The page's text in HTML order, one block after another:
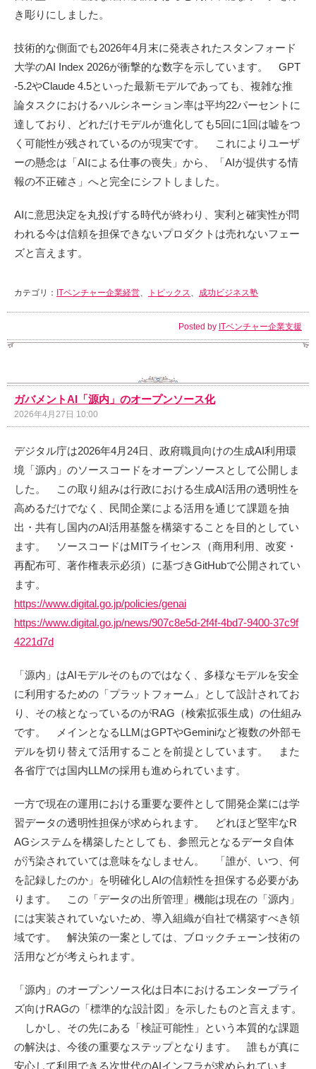
き彫りにしました。
技術的な側面でも2026年4月末に発表されたスタンフォード
大学のAI Index 2026が衝撃的な数字を示しています。 GPT
-5.2やClaude 4.5といった最新モデルであっても、複雑な推
論タスクにおけるハルシネーション率は平均22パーセントに
達しており、どれだけモデルが進化しても5回に1回は嘘をつ
く可能性が残されているのが現実です。 これによりユーザ
ーの懸念は「AIによる仕事の喪失」から、「AIが提供する情
報の不正確さ」へと完全にシフトしました。
AIに意思決定を丸投げする時代が終わり、実利と確実性が問
われる今は信頼を担保できないプロダクトは売れないフェー
ズと言えます。
カテゴリ： ITベンチャー企業経営、 トピックス、 成功ビジネス塾
Posted by ITベンチャー企業支援
ガバメントAI「源内」のオープンソース化
2026年4月27日 10:00
デジタル庁は2026年4月24日、政府職員向けの生成AI利用環
境「源内」のソースコードをオープンソースとして公開しま
した。 この取り組みは行政における生成AI活用の透明性を
高めるだけでなく、民間企業による活用を通じて課題を抽
出・共有し国内のAI活用基盤を構築することを目的としてい
ます。 ソースコードはMITライセンス（商用利用、改変・
再配布可、著作権表示必須）に基づきGitHubで公開されてい
ます。
https://www.digital.go.jp/policies/genai
https://www.digital.go.jp/news/907c8e5d-2f4f-4bd7-9400-37c9f
4221d7d
「源内」はAIモデルそのものではなく、多様なモデルを安全
に利用するための「プラットフォーム」として設計されてお
り、その核となっているのがRAG（検索拡張生成）の仕組み
です。 メインとなるLLMはGPTやGeminiなど複数の外部モ
デルを切り替えて活用することを前提としています。 また
各省庁では国内LLMの採用も進められています。
一方で現在の運用における重要な要件として開発企業には学
習データの透明性担保が求められます。 どれほど堅牢なR
AGシステムを構築したとしても、参照元となるデータ自体
が汚染されていては意味をなしません。 「誰が、いつ、何
を記録したのか」を明確化しAIの信頼性を担保する必要があ
ります。 この「データの出所管理」機能は現在の「源内」
には実装されていないため、導入組織が自社で構築すべき領
域です。 解決策の一案としては、ブロックチェーン技術の
活用などが考えられます。
「源内」のオープンソース化は日本におけるエンタープライ
ズ向けRAGの「標準的な設計図」を示したものと言えます。
しかし、その先にある「検証可能性」という本質的な課題
の解決は、今後の重要なステップとなります。 誰もが真に
安心して利用できる次世代のAIインフラが求められていま